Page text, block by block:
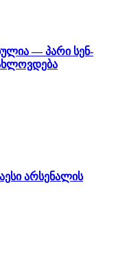
— პარი სენ-
არსენალის